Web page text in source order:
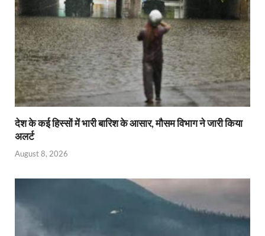
देश के कई हिस्सों में भारी बारिश के आसार, मौसम विभाग ने जारी किया
अलर्ट
August 8, 2026